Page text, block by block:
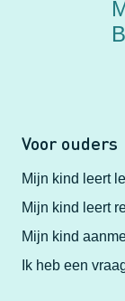
Voor ouders
Mijn kind leert
Mijn kind leert
Mijn kind
Ik heb een